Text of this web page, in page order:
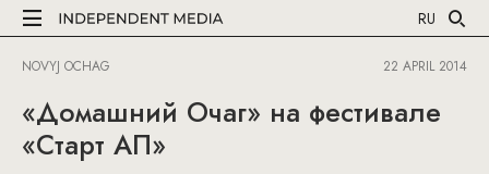
RU
NOVYJ OCHAG 22 APRIL 2014
«Домашний Очаг» на фестивале
«Старт АП»